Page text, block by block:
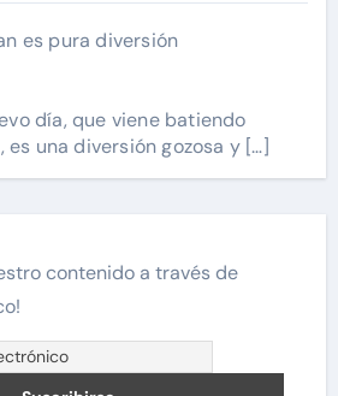
es pura diversión
día, que viene batiendo
una diversión gozosa y […]
contenido a través de